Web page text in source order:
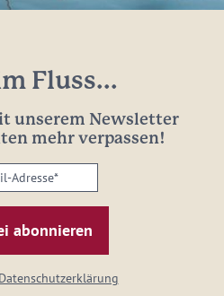
Fluss...
unserem Newsletter
mehr verpassen!
Datenschutzerklärung